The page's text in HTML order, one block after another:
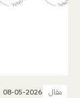
مقال 08-05-2026